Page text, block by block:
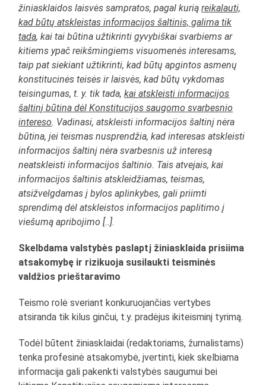
žiniasklaidos laisvės sampratos, pagal kuriąreikalauti,
kad būtų atskleistas informacijos šaltinis, galima tik
tada, kai tai būtina užtikrinti gyvybiškai svarbiems ar
kitiems ypač reikšmingiems visuomenės interesams,
taip pat siekiant užtikrinti, kad būtų apgintos asmenų
konstitucinės teisės ir laisvės, kad būtų vykdomas
teisingumas, t. y. tik tada,kai atskleisti informacijos
šaltinį būtina dėl Konstitucijos saugomo svarbesnio
intereso. Vadinasi, atskleisti informacijos šaltinį nėra
būtina, jei teismas nusprendžia, kad interesas atskleisti
informacijos šaltinį nėra svarbesnis už interesą
neatskleisti informacijos šaltinio. Tais atvejais, kai
informacijos šaltinis atskleidžiamas, teismas,
atsižvelgdamas į bylos aplinkybes, gali priimti
sprendimą dėl atskleistos informacijos paplitimo į
viešumą apribojimo [..].
Skelbdama valstybės paslaptį žiniasklaida prisiima
atsakomybę ir rizikuoja susilaukti teisminės
valdžios prieštaravimo
Teismo rolė sveriant konkuruojančias vertybes
atsiranda tik kilus ginčui, t.y. pradėjus ikiteisminį tyrimą.
Todėl būtent žiniasklaidai (redaktoriams, žurnalistams)
tenka profesinė atsakomybė, įvertinti, kiek skelbiama
informacija gali pakenkti valstybės saugumui bei